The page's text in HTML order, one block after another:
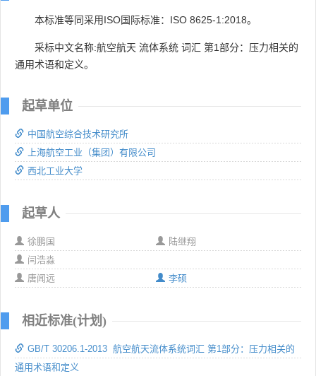
本标准等同采用ISO国际标准：ISO 8625-1:2018。
采标中文名称:航空航天 流体系统 词汇 第1部分：压力相关的
通用术语和定义。
起草单位
中国航空综合技术研究所
上海航空工业（集团）有限公司
西北工业大学
起草人
徐鹏国
陆继翔
闫浩淼
唐闻远
李硕
相近标准(计划)
GB/T 30206.1-2013 航空航天流体系统词汇 第1部分：压力相关的
通用术语和定义